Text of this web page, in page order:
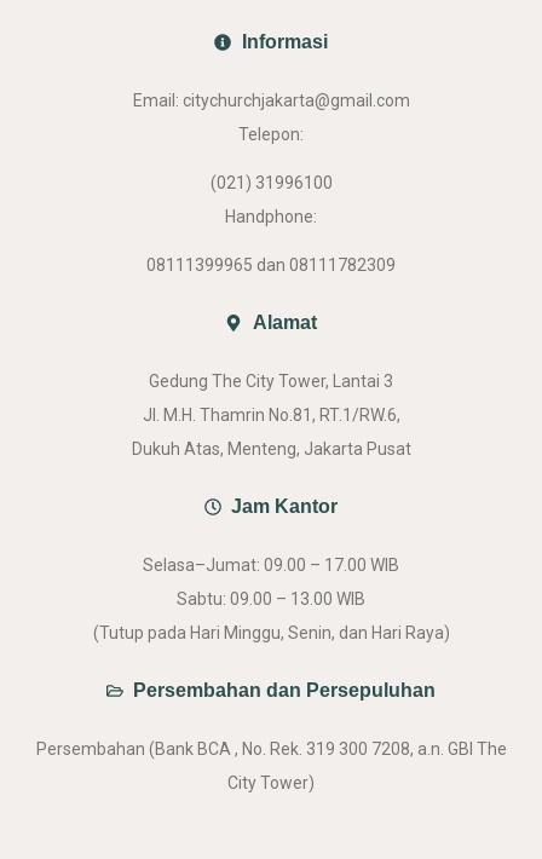
Informasi
Email: citychurchjakarta@gmail.com
Telepon:
(021) 31996100
Handphone:
08111399965 dan 08111782309
Alamat
Gedung The City Tower, Lantai 3
Jl. M.H. Thamrin No.81, RT.1/RW.6,
Dukuh Atas, Menteng, Jakarta Pusat
Jam Kantor
Selasa–Jumat: 09.00 – 17.00 WIB
Sabtu: 09.00 – 13.00 WIB
(Tutup pada Hari Minggu, Senin, dan Hari Raya)
Persembahan dan Persepuluhan
Persembahan (Bank BCA , No. Rek. 319 300 7208, a.n. GBI The
City Tower)